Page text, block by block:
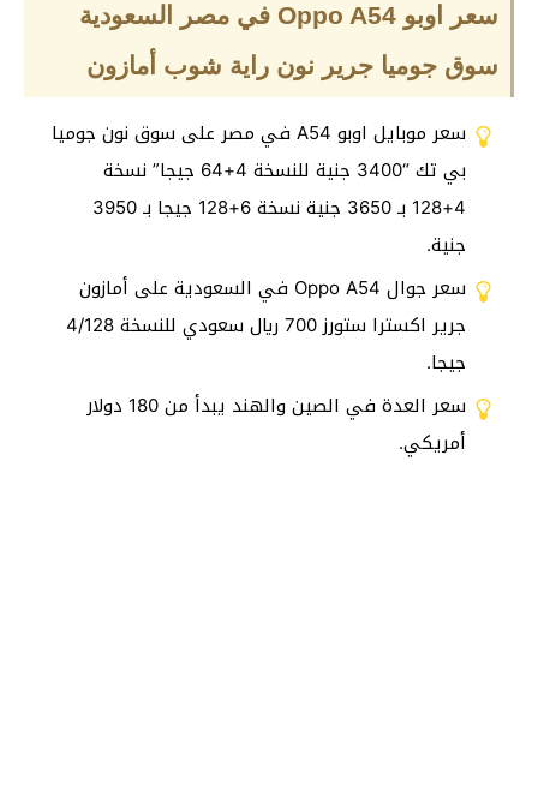
سعر اوبو Oppo A54 في مصر السعودية
سوق جوميا جرير نون راية شوب أمازون
سعر موبايل اوبو A54 في مصر على سوق نون جوميا
بي تك “3400 جنية للنسخة 4+64 جيجا” نسخة
4+128 بـ 3650 جنية نسخة 6+128 جيجا بـ 3950
جنية.
سعر جوال Oppo A54 في السعودية على أمازون
جرير اكسترا ستورز 700 ريال سعودي للنسخة 4/128
جيجا.
سعر العدة في الصين والهند يبدأ من 180 دولار
أمريكي.